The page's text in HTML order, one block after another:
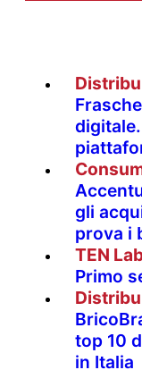
gli
prova i
TEN
Primo
top 10
in Italia